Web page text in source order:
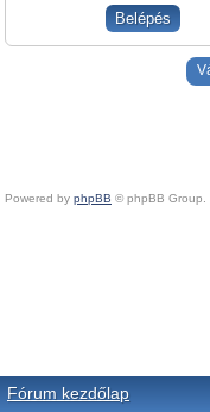
Powered by phpBB © phpBB Group.
Fórum kezdőlap